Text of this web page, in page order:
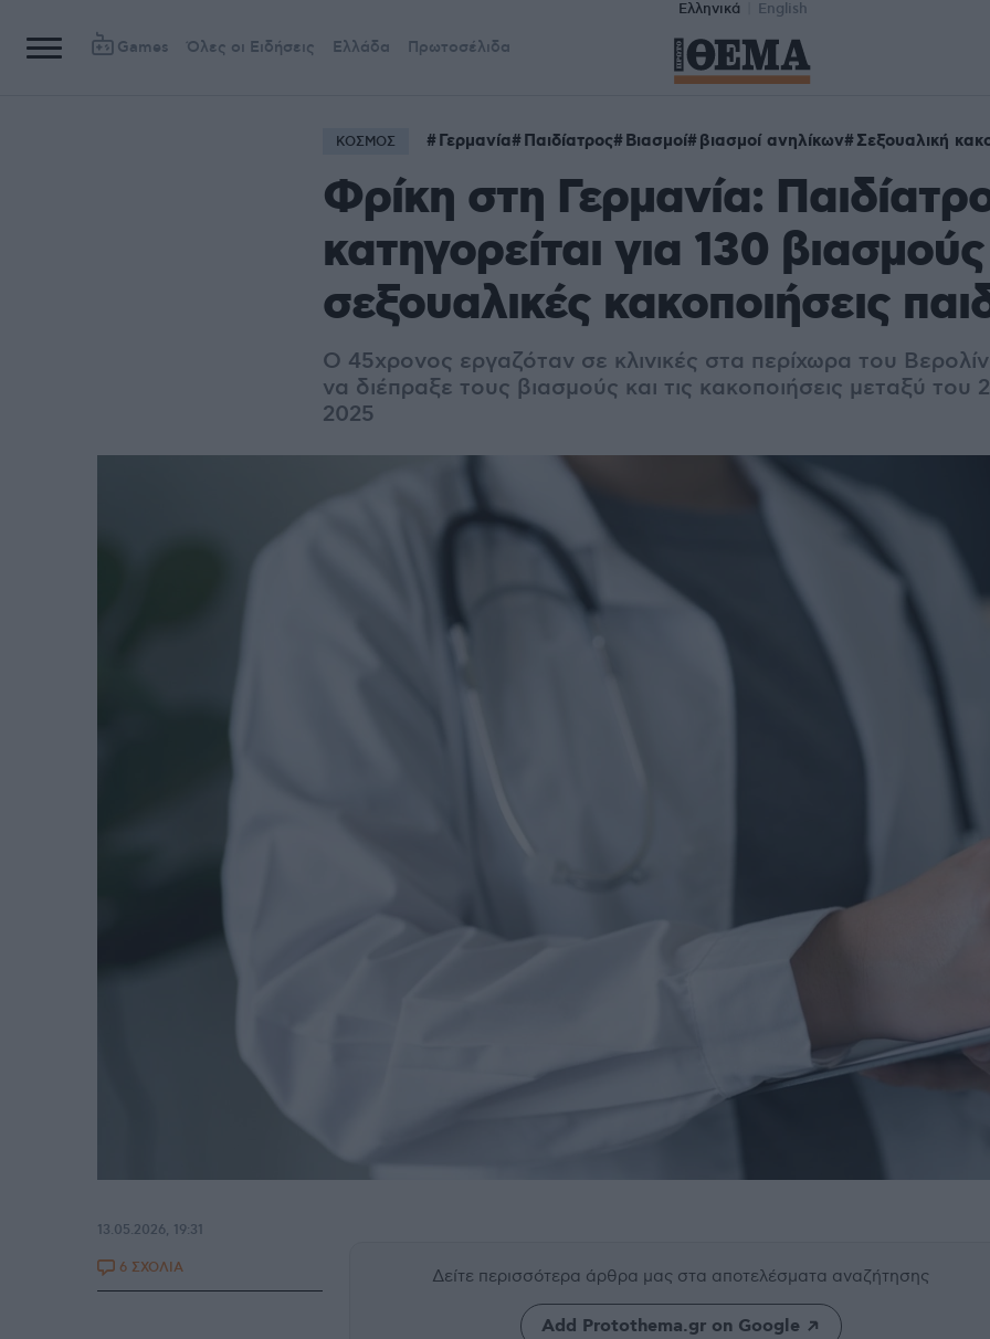
Ελληνικά English
Games Όλες οι Ειδήσεις Ελλάδα Πρωτοσέλιδα
ΚΟΣΜΟΣ Γερμανία Παιδίατρος Βιασμοί βιασμοί ανηλίκων Σεξουαλική
Φρίκη στη Γερμανία:
κατηγορείται για 130
σεξουαλικές κακοποιήσεις
Ο 45χρονος εργαζόταν σε κλινικές στα περίχωρα του
να διέπραξε τους βιασμούς και τις κακοποιήσεις μεταξύ του
2025
Δείτε περισσότερα άρθρα μας στα αποτελέσματα αναζήτησης
Add Protothema.gr on Google
13.05.2026, 19:31
6 ΣΧΟΛΙΑ